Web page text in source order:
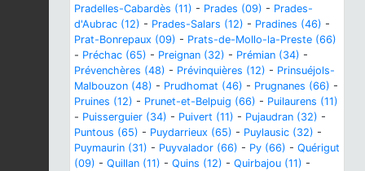
Pradelles-Cabardès (11) - Prades (09) - Prades-
d'Aubrac (12) - Prades-Salars (12) - Pradines (46) -
Prat-Bonrepaux (09) - Prats-de-Mollo-la-Preste (66)
- Préchac (65) - Preignan (32) - Prémian (34) -
Prévenchères (48) - Prévinquières (12) - Prinsuéjols-
Malbouzon (48) - Prudhomat (46) - Prugnanes (66) -
Pruines (12) - Prunet-et-Belpuig (66) - Puilaurens (11)
- Puisserguier (34) - Puivert (11) - Pujaudran (32) -
Puntous (65) - Puydarrieux (65) - Puylausic (32) -
Puymaurin (31) - Puyvalador (66) - Py (66) - Quérigut
(09) - Quillan (11) - Quins (12) - Quirbajou (11) -